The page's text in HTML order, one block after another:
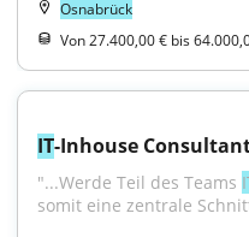
Osnabrück
Von 27.400,00 € bis
IT-Inhouse
"...Werde Teil des Teams
somit eine zentrale